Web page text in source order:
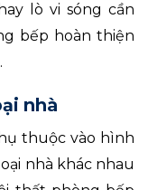
lò vi sóng cần
bếp hoàn thiện
nhà
thuộc vào hình
nhà khác nhau